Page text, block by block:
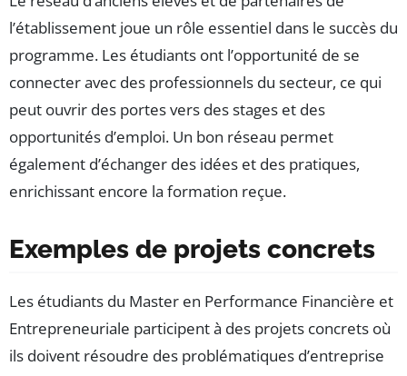
l’établissement joue un rôle essentiel dans le succès du
programme. Les étudiants ont l’opportunité de se
connecter avec des professionnels du secteur, ce qui
peut ouvrir des portes vers des stages et des
opportunités d’emploi. Un bon réseau permet
également d’échanger des idées et des pratiques,
enrichissant encore la formation reçue.
Exemples de projets concrets
Les étudiants du Master en Performance Financière et
Entrepreneuriale participent à des projets concrets où
ils doivent résoudre des problématiques d’entreprise